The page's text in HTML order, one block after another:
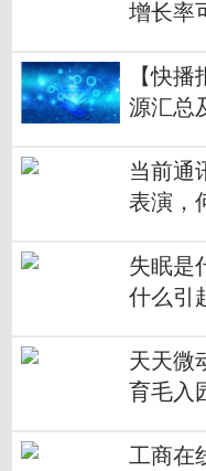
增长率
【快
源汇总
当前通
表演，
失眠是
什么引
天天微
育毛入
工商在